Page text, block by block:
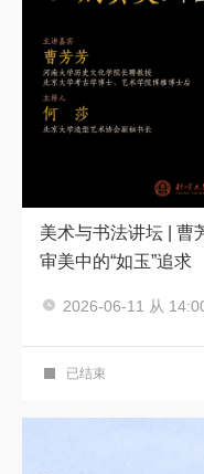
美术与书法讲坛 | 曹
审美中的“如玉”追求
主讲人：曹芳芳
2026-06-11 从
艺术鉴赏厅
已结束